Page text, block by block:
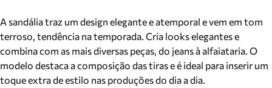
A sandália traz um design elegante e atemporal e vem em tom
terroso, tendência na temporada. Cria looks elegantes e
combina com as mais diversas peças, do jeans à alfaiataria. O
modelo destaca a composição das tiras e é ideal para inserir um
toque extra de estilo nas produções do dia a dia.